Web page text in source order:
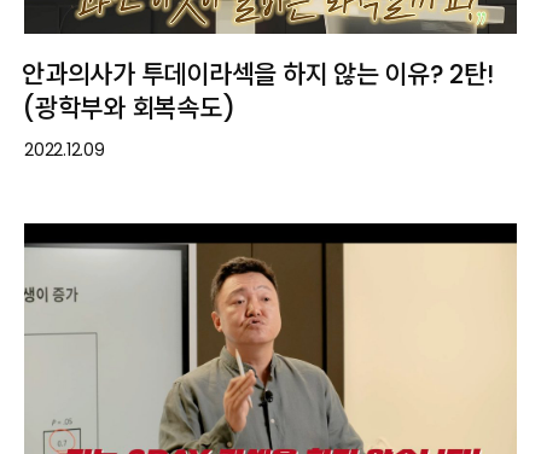
안과의사가 투데이라섹을 하지 않는 이유? 2탄!
(광학부와 회복속도)
2022.12.09